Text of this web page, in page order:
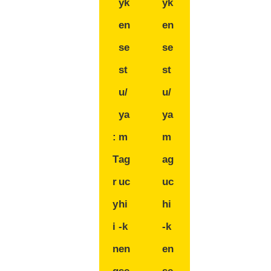
:
T
r
y
i
n
yk
en
se
st
u/
ya
m
ag
uc
hi
-k
en
yk
en
se
st
u/
ya
m
ag
uc
hi
-k
en